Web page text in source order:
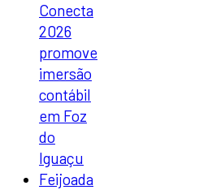
Conecta
2026
promove
imersão
contábil
em Foz
do
Iguaçu
Feijoada